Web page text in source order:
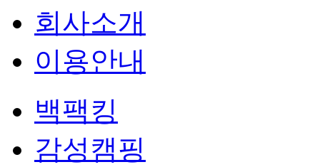
회사소개
이용안내
백팩킹
감성캠핑